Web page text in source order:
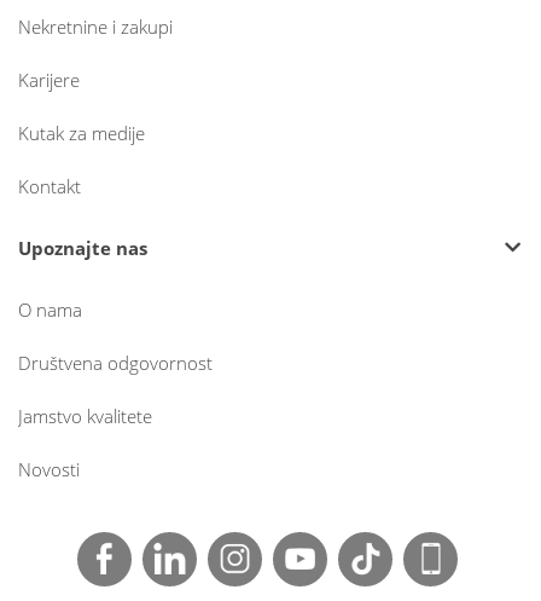
Nekretnine i zakupi
Karijere
Kutak za medije
Kontakt
Upoznajte nas
O nama
Društvena odgovornost
Jamstvo kvalitete
Novosti